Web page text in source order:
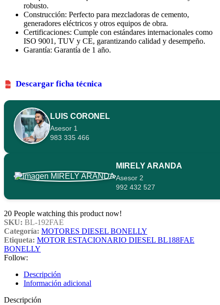
robusto.
Construcción: Perfecto para mezcladoras de cemento,
generadores eléctricos y otros equipos de obra.
Certificaciones: Cumple con estándares internacionales como
ISO 9001, TUV y CE, garantizando calidad y desempeño.
Garantía: Garantía de 1 año.
PDF Descargar ficha técnica
LUIS CORONEL
Asesor 1
983 335 466
MIRELY ARANDA
Asesor 2
992 432 527
20 People watching this product now!
SKU: BL-192FAE
Categoría: MOTORES DIESEL BONELLY
Etiqueta: MOTOR ESTACIONARIO DIESEL BL188FAE
BONELLY
Follow:
Descripción
Información adicional
Descripción